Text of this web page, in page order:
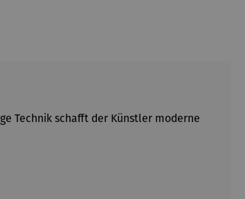
Technik schafft der Künstler moderne